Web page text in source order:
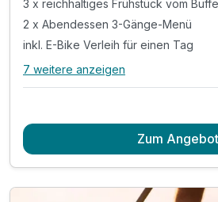
3 x reichhaltiges Frühstück vom
2 x Abendessen 3-Gänge-Menü
inkl. E-Bike Verleih für einen Tag
Alle Inklusivleistungen
3 x reichhaltiges Frühstück vom Buffet
7 weitere anzeigen
Zum Angebot